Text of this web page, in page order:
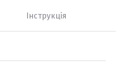
Інструкція